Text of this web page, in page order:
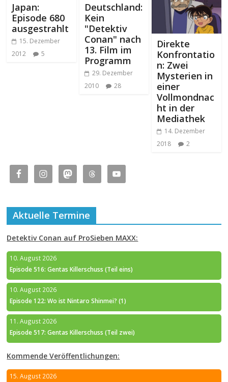
Japan:
Episode 680
ausgestrahlt
15. Dezember
2012
5
Deutschland:
Kein
"Detektiv
Conan" nach
13. Film im
Programm
29. Dezember
2010
28
Direkte
Konfrontatio
n: Zwei
Mysterien in
einer
Vollmondnac
ht in der
Mediathek
14. Dezember
2018
2
Aktuelle Termine
Detektiv Conan auf ProSieben MAXX:
10. August 2026
Episode 516: Gentas Killerschuss (Teil eins)
10. August 2026
Episode 122: Wo ist Nintaro Shinmei? (1)
11. August 2026
Episode 517: Gentas Killerschuss (Teil zwei)
Kommende Veröffentlichungen:
15. August 2026